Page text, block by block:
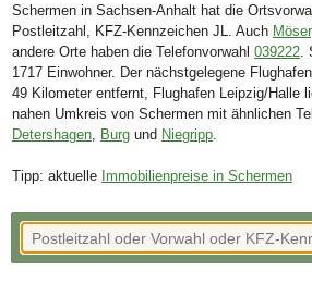
Schermen in Sachsen-Anhalt hat die
Postleitzahl, KFZ-Kennzeichen JL. Auch Möser
andere Orte haben die Telefonvorwahl 039222.
1717 Einwohner. Der nächstgelegene
49 Kilometer entfernt, Flughafen Leipzig/Halle
nahen Umkreis von Schermen mit ähnlichen
Detershagen, Burg und Niegripp.
Tipp: aktuelle Immobilienpreise in Schermen